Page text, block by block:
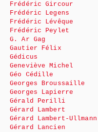
Frédéric Gircour
Frédéric Legens
Frédéric Lévêque
Frédéric Peylet
G. Ar Gag
Gautier Félix
Gédicus
Geneviève Michel
Géo Cédille
Georges Broussaille
Georges Lapierre
Gérald Perilli
Gérard Lambert
Gérard Lambert-Ullmann
Gérard Lancien